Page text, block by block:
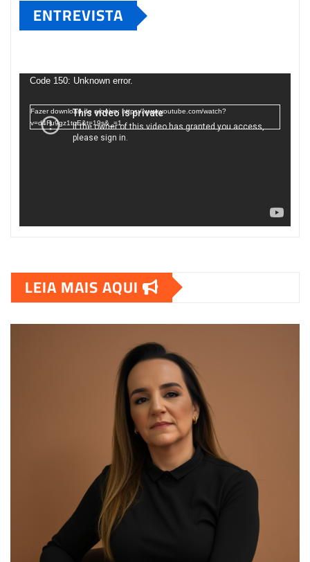
ENTREVISTA
deCode 150: Unknown error.
Fazer download do arquivo: https://www.youtube.com/watch?
v=d4Fu9gz1tqE&t=19s&_=1
LEIA MAIS AQUI